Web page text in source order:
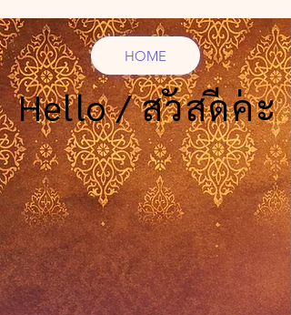
HOME
Hello / สวัสดีค่ะ
Hello / สวัสดีค่ะ